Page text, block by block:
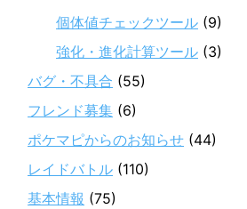
個体値チェックツール (9)
強化・進化計算ツール (3)
バグ・不具合 (55)
フレンド募集 (6)
ポケマピからのお知らせ (44)
レイドバトル (110)
基本情報 (75)